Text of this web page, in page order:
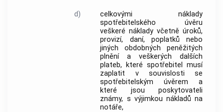
d)
celkovými náklady
spotřebitelského úvěru
veškeré náklady včetně úroků,
provizí, daní, poplatků nebo
jiných obdobných peněžitých
plnění a veškerých dalších
plateb, kteréspotřebitel
musí
zaplatit v souvislosti se
spotřebitelským úvěrem a
které jsou poskytovateli
známy, s výjimkou nákladů na
notáře,